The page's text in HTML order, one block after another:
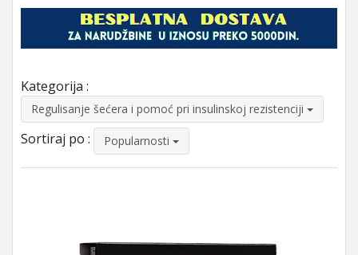
Kategorija :
Regulisanje šećera i pomoć pri insulinskoj rezistenciji
Sortiraj po : Popularnosti